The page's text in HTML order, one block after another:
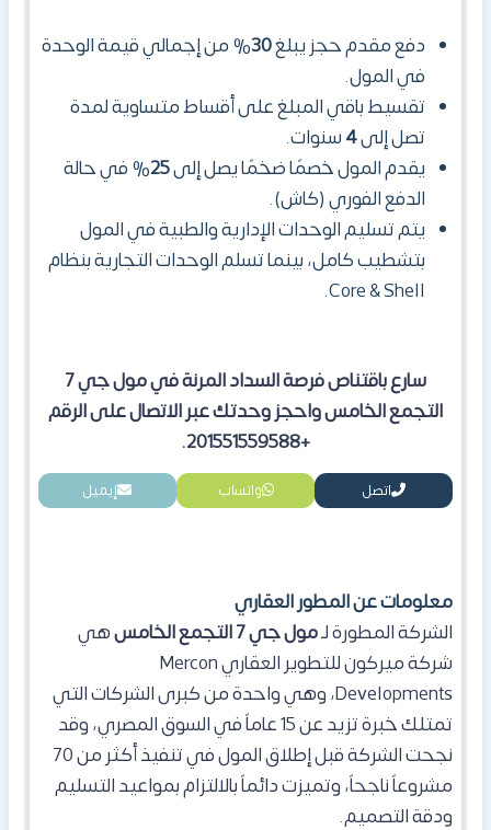
دفع مقدم حجز يبلغ30% من إجمالي قيمة الوحدة
في المول.
تقسيط باقي المبلغ على أقساط متساوية لمدة
تصل إلى4سنوات.
يقدم المولخصمًا ضخمًا يصل إلى25% في حالة
الدفع الفوري (كاش).
يتم تسليم الوحدات الإدارية والطبية في المول
بتشطيب كامل، بينما تسلم الوحدات التجارية بنظام
Core & Shell.
سارع باقتناص فرصة السداد المرنة في مول جي 7
التجمع الخامس واحجز وحدتك عبر الاتصال على الرقم
+201551559588.
اتصل واتساب إيميل
معلومات عن المطور العقاري
الشركة المطورة لـمول جي 7 التجمع الخامس
هي
شركة ميركون للتطوير العقاري Mercon
Developments، وهي واحدة من كبرى الشركات التي
تمتلك خبرة تزيد عن 15 عاماً في السوق المصري، وقد
نجحت الشركة قبل إطلاق المول
في تنفيذ أكثر من 70
مشروعاً ناجحاً، وتميزت دائماً بالالتزام بمواعيد التسليم
ودقة التصميم.